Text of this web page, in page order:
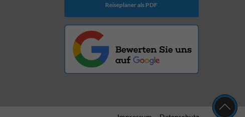
Reiseplaner als PDF